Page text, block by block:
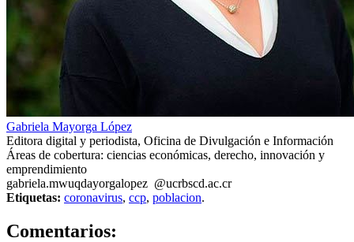
Gabriela Mayorga López
Editora digital y periodista, Oficina de Divulgación e Información
Áreas de cobertura: ciencias económicas, derecho, innovación y
emprendimiento
gabriela.mwuqdayorgalopez @ucrbscd.ac.cr
Etiquetas: coronavirus, ccp, poblacion.
Comentarios: